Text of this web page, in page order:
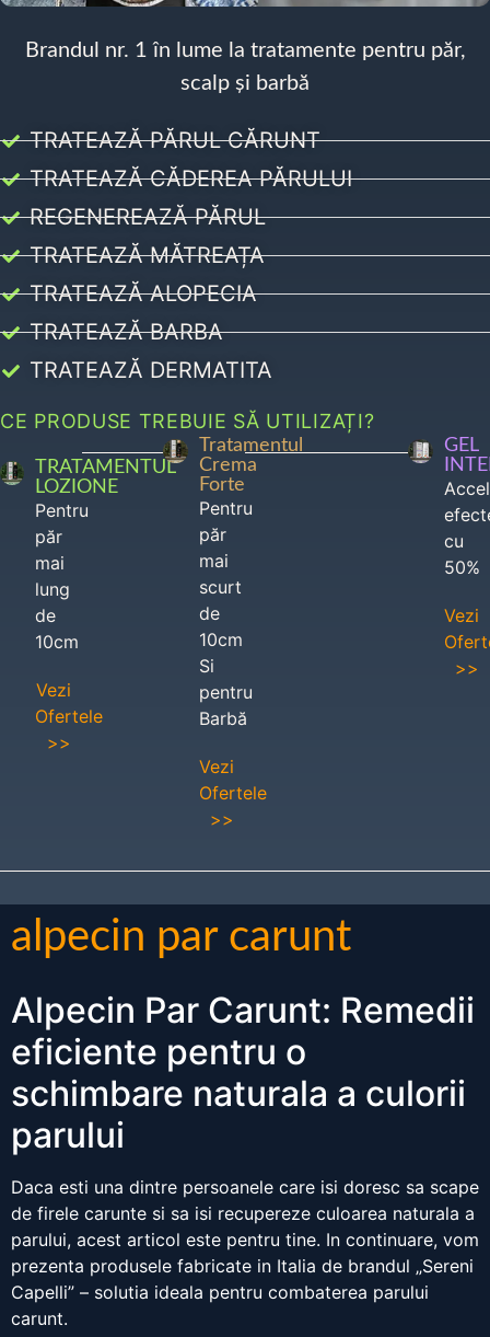
Brandul nr. 1 în lume la tratamente pentru păr,
scalp și barbă
TRATEAZĂ PĂRUL CĂRUNT
TRATEAZĂ CĂDEREA PĂRULUI
REGENEREAZĂ PĂRUL
TRATEAZĂ MĂTREAȚA
TRATEAZĂ ALOPECIA
TRATEAZĂ BARBA
TRATEAZĂ DERMATITA
CE PRODUSE TREBUIE SĂ UTILIZAȚI?
TRATAMENTUL
LOZIONE
Pentru
păr
mai
lung
de
10cm
Vezi
Ofertele
>>
Tratamentul
Crema
Forte
Pentru
păr
mai
scurt
de
10cm
Si
pentru
Barbă
Vezi
Ofertele
>>
GEL
cu
50%
Vezi
>>
alpecin par carunt
Alpecin Par Carunt: Remedii
eficiente pentru o
schimbare naturala a culorii
parului
Daca esti una dintre persoanele care isi doresc sa scape
de firele carunte si sa isi recupereze culoarea naturala a
parului, acest articol este pentru tine. In continuare, vom
prezenta produsele fabricate in Italia de brandul „Sereni
Capelli” – solutia ideala pentru combaterea parului
carunt.